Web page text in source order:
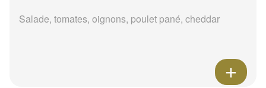
Salade, tomates, oignons, poulet pané, cheddar